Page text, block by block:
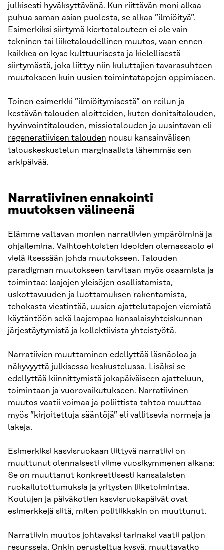
julkisesti hyväksyttävänä. Kun riittävän moni alkaa
puhua saman asian puolesta, se alkaa ”ilmiöityä”.
Esimerkiksi siirtymä kiertotalouteen ei ole vain
tekninen tai liiketaloudellinen muutos, vaan ennen
kaikkea on kyse kulttuurisesta ja kielellisestä
siirtymästä, joka liittyy niin kuluttajien tavarasuhteen
muutokseen kuin uusien toimintatapojen oppimiseen.
Toinen esimerkki ”ilmiöitymisestä” on reilun ja
kestävän talouden aloitteiden, kuten donitsitalouden,
hyvinvointitalouden, missiotalouden ja uusintavan eli
regeneratiivisen talouden nousu kansainvälisen
talouskeskustelun marginaalista lähemmäs sen
arkipäivää.
Narratiivinen ennakointi
muutoksen välineenä
Elämme valtavan monien narratiivien ympäröiminä ja
ohjailemina. Vaihtoehtoisten ideoiden olemassaolo ei
vielä itsessään johda muutokseen. Talouden
paradigman muutokseen tarvitaan myös osaamista ja
toimintaa: laajojen yleisöjen osallistamista,
uskottavuuden ja luottamuksen rakentamista,
tehokasta viestintää, uusien ajattelutapojen viemistä
käytäntöön sekä laajempaa kansalaisyhteiskunnan
järjestäytymistä ja kollektiivista yhteistyötä.
Narratiivien muuttaminen edellyttää läsnäoloa ja
näkyvyyttä julkisessa keskustelussa. Lisäksi se
edellyttää kiinnittymistä jokapäiväiseen ajatteluun,
toimintaan ja vuorovaikutukseen. Narratiivinen
muutos vaatii voimaa ja poliittista tahtoa muuttaa
myös ”kirjoitettuja sääntöjä” eli vallitsevia normeja ja
lakeja.
Esimerkiksi kasvisruokaan liittyvä narratiivi on
muuttunut olennaisesti viime vuosikymmenen aikana:
Se on muuttanut konkreettisesti kansalaisten
ruokailutottumuksia ja yritysten liiketoimintaa.
Koulujen ja päiväkotien kasvisruokapäivät ovat
esimerkkejä siitä, miten politiikkakin on muuttunut.
Narratiivin muutos johtavaksi tarinaksi vaatii paljon
resursseja. Onkin perusteltua kysyä, muuttavatko